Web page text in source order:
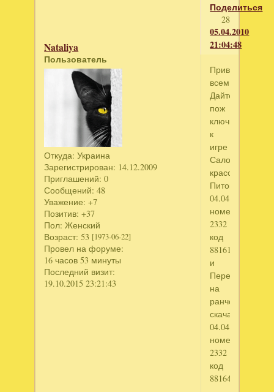
Поделиться
28
05.04.2010
21:04:48
Nataliya
Пользователь
Откуда: Украина
Зарегистрирован: 14.12.2009
Приглашений: 0
Сообщений: 48
Уважение: +7
Позитив: +37
Пол: Женский
Возраст: 53 [1973-06-22]
Провел на форуме:
16 часов 53 минуты
Последний визит:
19.10.2015 23:21:43
Привет
всем!!!!
Дайте
пож
ключик
к
игре
Салон
красоты
04.04.10
номер
2332
код
88161904
и
Переполох
на
ранчо
скачан
04.04.10
номер
2332
код
88164644.